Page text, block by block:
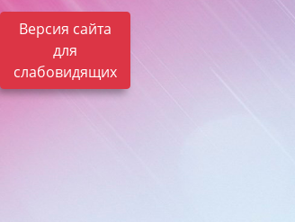
Версия сайта
для
слабовидящих